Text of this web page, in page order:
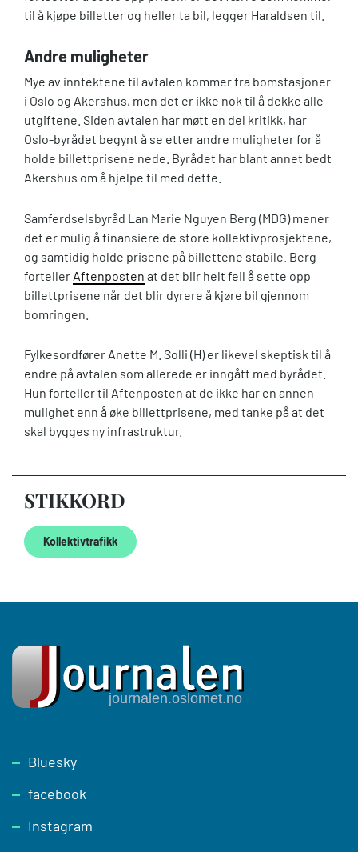
til å kjøpe billetter og heller ta bil, legger Haraldsen til.
Andre muligheter
Mye av inntektene til avtalen kommer fra bomstasjoner
i Oslo og Akershus, men det er ikke nok til å dekke alle
utgiftene. Siden avtalen har møtt en del kritikk, har
Oslo-byrådet begynt å se etter andre muligheter for å
holde billettprisene nede. Byrådet har blant annet bedt
Akershus om å hjelpe til med dette.
Samferdselsbyråd Lan Marie Nguyen Berg (MDG) mener
det er mulig å finansiere de store kollektivprosjektene,
og samtidig holde prisene på billettene stabile. Berg
forteller Aftenposten at det blir helt feil å sette opp
billettprisene når det blir dyrere å kjøre bil gjennom
bomringen.
Fylkesordfører Anette M. Solli (H) er likevel skeptisk til å
endre på avtalen som allerede er inngått med byrådet.
Hun forteller til Aftenposten at de ikke har en annen
mulighet enn å øke billettprisene, med tanke på at det
skal bygges ny infrastruktur.
STIKKORD
Kollektivtrafikk
Footer
Bluesky
facebook
Instagram